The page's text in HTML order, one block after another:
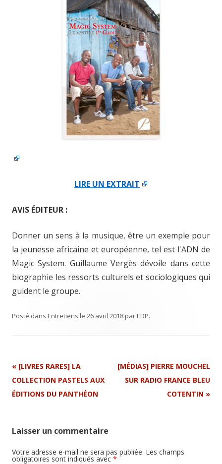
LIRE UN EXTRAIT
AVIS ÉDITEUR :
Donner un sens à la musique, être un exemple pour
la jeunesse africaine et européenne, tel est l'ADN de
Magic System. Guillaume Vergès dévoile dans cette
biographie les ressorts culturels et sociologiques qui
guident le groupe.
Posté dans Entretiens le 26 avril 2018parEDP.
Navigation
Article
« [LIVRES RARES] LA
COLLECTION PASTELS AUX
ÉDITIONS DU PANTHÉON
[MÉDIAS] PIERRE MOUCHEL
SUR RADIO FRANCE BLEU
COTENTIN »
Laisser un commentaire
Votre adresse e-mail ne sera pas publiée. Les champs
obligatoires sont indiqués avec *